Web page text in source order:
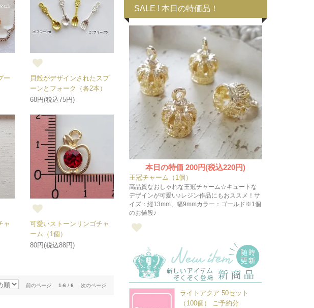
ー
貝殻がデザインされたスプ
ーンとフォーク（各2本）
68円(税込75円)
ャ
可愛いストーンリンゴチャ
ーム（1個）
80円(税込88円)
前のページ 1-6 / 6 次のページ
SALE ! 本日の特価品！
本日の特価200円(税込220円)
王冠チャーム（1個）
高品質なおしゃれな王冠チャーム☆キュートな
デザインが可愛い♪レジン作品にもおススメ！サ
イズ：縦13mm、幅9mmカラー：ゴールド※1個
のお値段♪
ライトアクア 50セット
（100個） ご予約分